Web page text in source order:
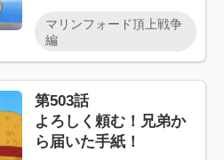
マリンフォード頂上戦争
編
第503話
よろしく頼む！兄弟か
ら届いた手紙！